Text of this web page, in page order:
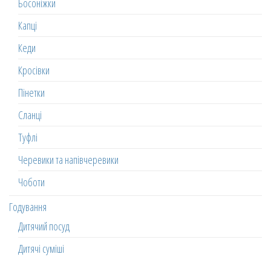
Босоніжки
Капці
Кеди
Кросівки
Пінетки
Сланці
Туфлі
Черевики та напівчеревики
Чоботи
Годування
Дитячий посуд
Дитячі суміші